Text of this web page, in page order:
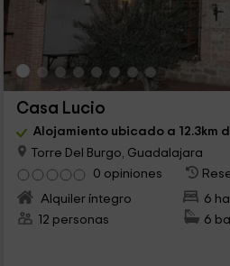
Casa Lucio
Alojamiento ubicado a 12.3km
Torre Del Burgo, Guadalajara
0 opiniones
Alquiler íntegro
6
12 personas
6